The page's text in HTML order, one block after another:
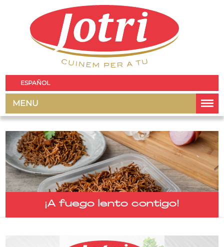
ESPAÑOL
MENU
¡A fuego lento contigo!